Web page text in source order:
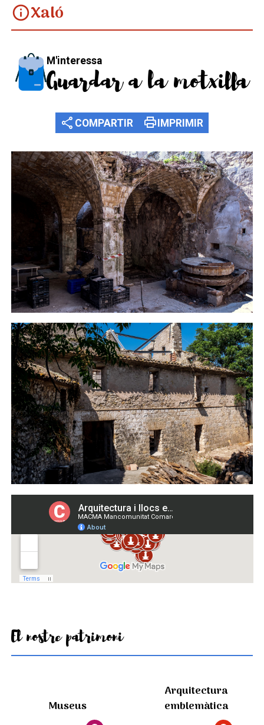
infoXaló
M'interessa
Guardar a la motxilla
share COMPARTIR printIMPRIMIR
El nostre patrimoni
Museus
Arquitectura
emblemàtica